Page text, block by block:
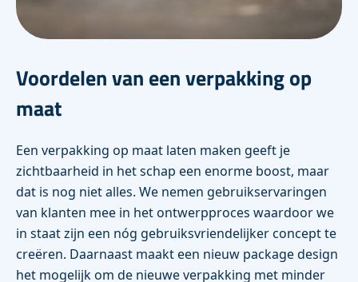
Voordelen van een verpakking op
maat
Een verpakking op maat laten maken geeft je
zichtbaarheid in het schap een enorme boost, maar
dat is nog niet alles. We nemen gebruikservaringen
van klanten mee in het ontwerpproces waardoor we
in staat zijn een nóg gebruiksvriendelijker concept te
creëren. Daarnaast maakt een nieuw package design
het mogelijk om de nieuwe verpakking met minder